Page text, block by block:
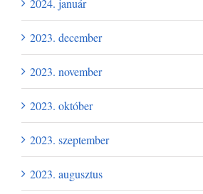
2024. január
2023. december
2023. november
2023. október
2023. szeptember
2023. augusztus